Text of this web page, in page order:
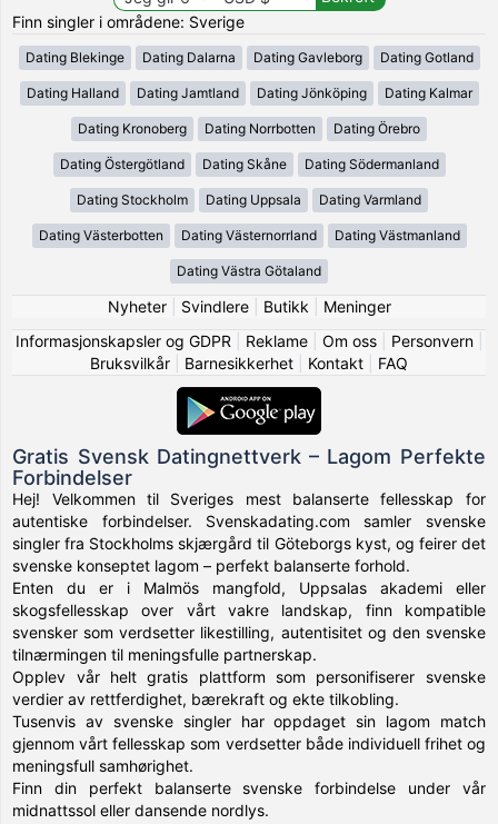
Finn singler i områdene: Sverige
Dating Blekinge Dating Dalarna Dating Gavleborg Dating Gotland
Dating Halland Dating Jamtland Dating Jönköping Dating Kalmar
Dating Kronoberg Dating Norrbotten Dating Örebro
Dating Östergötland Dating Skåne Dating Södermanland
Dating Stockholm Dating Uppsala Dating Varmland
Dating Västerbotten Dating Västernorrland Dating Västmanland
Dating Västra Götaland
Nyheter| Svindlere| Butikk
Meninger
Informasjonskapsler og GDPR
Reklame| Om oss| Personvern|
Bruksvilkår
Barnesikkerhet Kontakt FAQ
Gratis Svensk Datingnettverk – Lagom Perfekte
Forbindelser
Hej! Velkommen til Sveriges mest balanserte fellesskap for
autentiske forbindelser. Svenskadating.com samler svenske
singler fra Stockholms skjærgård til Göteborgs kyst, og feirer det
svenske konseptet lagom – perfekt balanserte forhold.
Enten du er i Malmös mangfold, Uppsalas akademi eller
skogsfellesskap over vårt vakre landskap, finn kompatible
svensker som verdsetter likestilling, autentisitet og den svenske
tilnærmingen til meningsfulle partnerskap.
Opplev vår helt gratis plattform som personifiserer svenske
verdier av rettferdighet, bærekraft og ekte tilkobling.
Tusenvis av svenske singler har oppdaget sin lagom match
gjennom vårt fellesskap som verdsetter både individuell frihet og
meningsfull samhørighet.
Finn din perfekt balanserte svenske forbindelse under vår
midnattssol eller dansende nordlys.